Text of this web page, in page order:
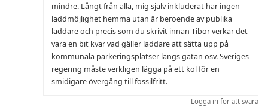
mindre. Långt från alla, mig själv inkluderat har ingen
laddmöjlighet hemma utan är beroende av publika
laddare och precis som du skrivit innan Tibor verkar det
vara en bit kvar vad gäller laddare att sätta upp på
kommunala parkeringsplatser längs gatan osv. Sveriges
regering måste verkligen lägga på ett kol för en
smidigare övergång till fossilfritt.
Logga in för att svara